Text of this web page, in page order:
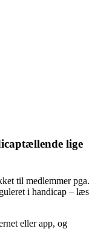
lige
til medlemmer pga.
i handicap – læs
eller app, og